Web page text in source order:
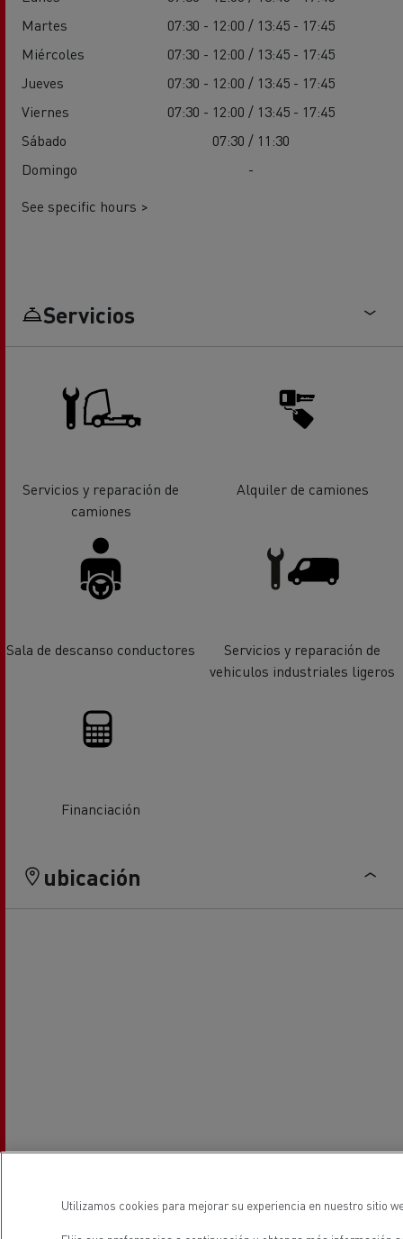
Martes
07:30 - 12:00 / 13:45 - 17:45
Miércoles
07:30 - 12:00 / 13:45 - 17:45
Jueves
07:30 - 12:00 / 13:45 - 17:45
Viernes
07:30 - 12:00 / 13:45 - 17:45
Sábado
07:30 / 11:30
Domingo
-
See specific hours >
Servicios
Servicios y reparación de
camiones
Alquiler de camiones
Sala de descanso conductores
Servicios y reparación de
vehiculos industriales ligeros
Financiación
ubicación
Utilizamos cookies para mejorar su experiencia en nuestro sitio